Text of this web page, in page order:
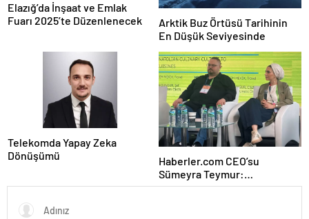
Elazığ’da İnşaat ve Emlak
Fuarı 2025’te Düzenlenecek
Arktik Buz Örtüsü Tarihinin
En Düşük Seviyesinde
Telekomda Yapay Zeka
Dönüşümü
Haberler.com CEO’su
Sümeyra Teymur:
Gastronomi içerikleri uzun